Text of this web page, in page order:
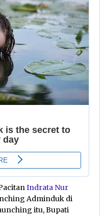
Indrata Nur
Adminduk di
itu, Bupati